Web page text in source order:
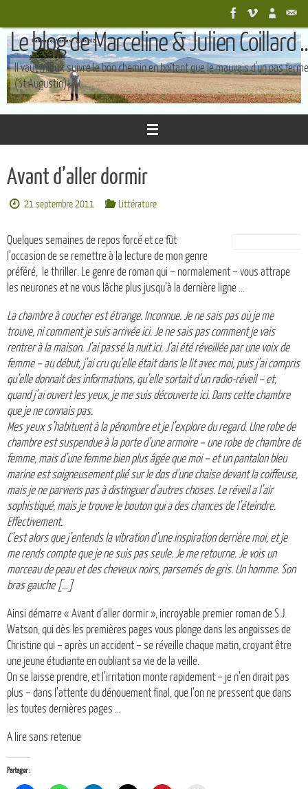
contenu
Le blog de Marceline & Julien Coillard
Il vaut mieux suivre le bon chemin en boîtant que le mauvais d'un pas ferme
(St Augustin)
Avant d’aller dormir
21 septembre 2011 Littérature
Quelques semaines de repos forcé et ce fût
l’occasion de se remettre à la lecture de mon genre
préféré, le thriller. Le genre de roman qui – normalement – vous attrape
les neurones et ne vous lâche plus jusqu’à la dernière ligne …
La chambre à coucher est étrange. Inconnue. Je ne sais pas où je me
trouve, ni comment je suis arrivée ici. Je ne sais pas comment je vais
rentrer à la maison. J’ai passé la nuit ici. J’ai été réveillée par une voix de
femme – au début, j’ai cru qu’elle était dans le lit avec moi, puis j’ai compris
qu’elle donnait des informations, qu’elle sortait d’un radio-réveil – et,
quand j’ai ouvert les yeux, je me suis découverte ici. Dans cette chambre
que je ne connais pas.
Mes yeux s’habituent à la pénombre et je l’explore du regard. Une robe de
chambre est suspendue à la porte d’une armoire – une robe de chambre de
femme, mais d’une femme bien plus âgée que moi – et un pantalon bleu
marine est soigneusement plié sur le dos d’une chaise devant la coiffeuse,
mais je ne parviens pas à distinguer d’autres choses. Le réveil a l’air
sophistiqué, mais je trouve le bouton qui a des chances de l’éteindre.
Effectivement.
C’est alors que j’entends la vibration d’une inspiration derrière moi, et je
me rends compte que je ne suis pas seule. Je me retourne. Je vois un
morceau de peau et des cheveux noirs, parsemés de gris. Un homme. Son
bras gauche […]
Ainsi démarre « Avant d’aller dormir », incroyable premier roman de S.J.
Watson, qui dès les premières pages vous plonge dans les angoisses de
Christine qui – après un accident – se réveille chaque matin, croyant être
une jeune étudiante en oubliant sa vie de la veille.
On se laisse prendre, et l’irritation monte rapidement – je n’en dirait pas
plus – dans l’attente du dénouement final, que l’on ne pressent que dans
les toutes dernières pages …
A lire sans retenue
Partager :